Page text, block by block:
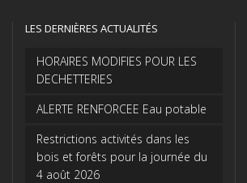
LES DERNIÈRES ACTUALITÉS
HORAIRES MODIFIES POUR LES
DECHETTERIES
ALERTE RENFORCEE Eau potable
Restrictions activités dans les
bois et forêts pour la journée du
4 août 2026